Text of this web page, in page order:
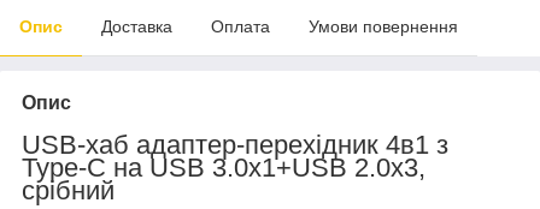
Опис Доставка Оплата Умови повернення
Опис
USB-хаб адаптер-перехідник 4в1 з
Type-C на USB 3.0х1+USB 2.0х3,
срібний